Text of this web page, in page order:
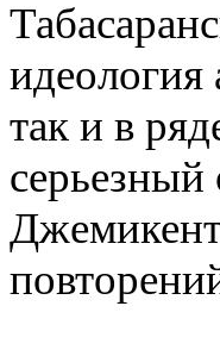
идеология
так и в